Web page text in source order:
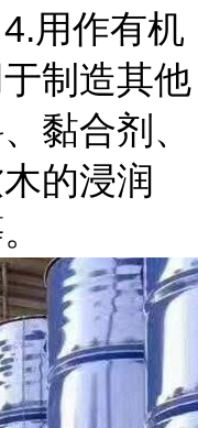
用作有机
制造其他
黏合剂、
的浸润